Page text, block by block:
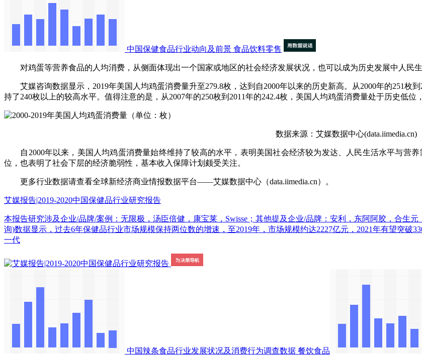
中国保健食品行业动向及前景 食品饮料零售
对鸡蛋等营养食品的人均消费，从侧面体现出一个国家或地区的社会经济发展状况，也可以成为历史发展中人民生
艾媒咨询数据显示，2019年美国人均鸡蛋消费量升至279.8枚，达到自2000年以来的历史新高。从2000年的251枚
持了240枚以上的较高水平。值得注意的是，从2007年的250枚到2011年的242.4枚，美国人均鸡蛋消费量处于历史低位
数据来源：艾媒数据中心(data.iimedia.cn)
自2000年以来，美国人均鸡蛋消费量始终维持了较高的水平，表明美国社会经济较为发达、人民生活水平与营
位，也表明了社会下层的经济脆弱性，基本收入保障计划颇受关注。
更多行业数据请查看全球新经济商业情报数据平台——艾媒数据中心（data.iimedia.cn）。
艾媒报告|2019-2020中国保健品行业研究报告
本报告研究涉及企业/品牌/案例：无限极，汤臣倍健，康宝莱，Swisse；其他提及企业/品牌：安利，东阿阿胶，合生元
询)数据显示，过去6年保健品行业市场规模保持两位数的增速，至2019年，市场规模约达2227亿元，2021年有望突破
一代
中国辣条食品行业发展状况及消费行为调查数据 餐饮食品